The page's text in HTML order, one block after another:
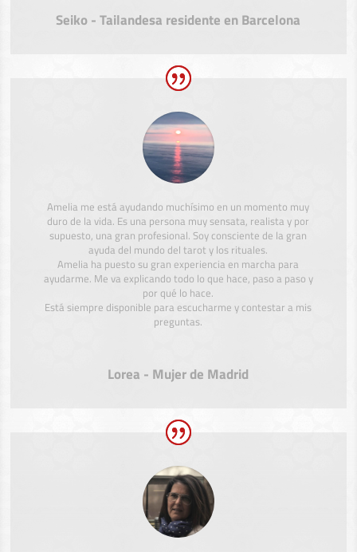
Seiko - Tailandesa residente en Barcelona
Amelia me está ayudando muchísimo en un momento muy
duro de la vida. Es una persona muy sensata, realista y por
supuesto, una gran profesional. Soy consciente de la gran
ayuda del mundo del tarot y los rituales.
Amelia ha puesto su gran experiencia en marcha para
ayudarme. Me va explicando todo lo que hace, paso a paso y
por qué lo hace.
Está siempre disponible para escucharme y contestar a mis
preguntas.
Lorea - Mujer de Madrid